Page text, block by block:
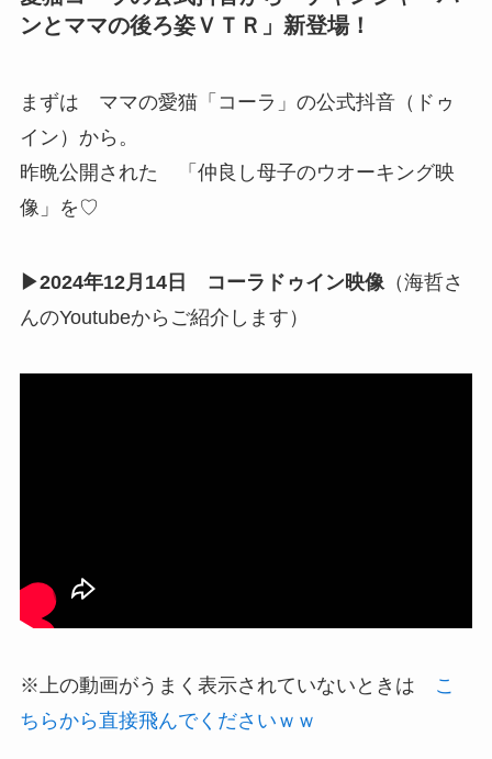
ンとママの後ろ姿ＶＴＲ」新登場！
まずは ママの愛猫「コーラ」の公式抖音（ドゥ
イン）から。
昨晩公開された 「仲良し母子のウオーキング映
像」を♡
▶2024年12月14日 コーラドゥイン映像（海哲さ
んのYoutubeからご紹介します）
※上の動画がうまく表示されていないときは
こ
ちらから直接飛んでくださいｗｗ